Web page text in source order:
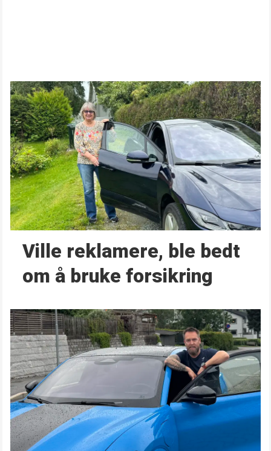
Ville reklamere, ble bedt
om å bruke forsikring